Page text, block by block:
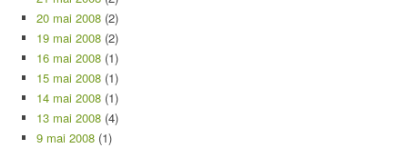
20 mai 2008 (2)
19 mai 2008 (2)
16 mai 2008 (1)
15 mai 2008 (1)
14 mai 2008 (1)
13 mai 2008 (4)
9 mai 2008 (1)